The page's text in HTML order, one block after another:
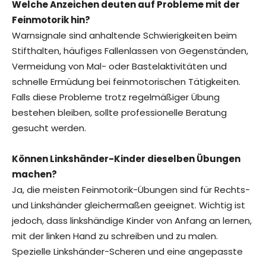
Welche Anzeichen deuten auf Probleme mit der
Feinmotorik hin?
Warnsignale sind anhaltende Schwierigkeiten beim
Stifthalten, häufiges Fallenlassen von Gegenständen,
Vermeidung von Mal- oder Bastelaktivitäten und
schnelle Ermüdung bei feinmotorischen Tätigkeiten.
Falls diese Probleme trotz regelmäßiger Übung
bestehen bleiben, sollte professionelle Beratung
gesucht werden.
Können Linkshänder-Kinder dieselben Übungen
machen?
Ja, die meisten Feinmotorik-Übungen sind für Rechts-
und Linkshänder gleichermaßen geeignet. Wichtig ist
jedoch, dass linkshändige Kinder von Anfang an lernen,
mit der linken Hand zu schreiben und zu malen.
Spezielle Linkshänder-Scheren und eine angepasste